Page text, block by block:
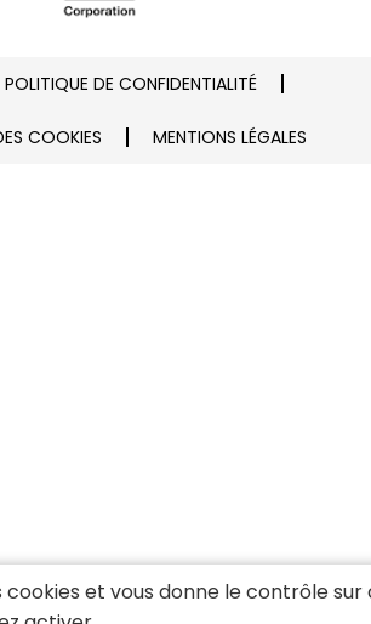
POLITIQUE DE CONFIDENTIALITÉ
COOKIES MENTIONS LÉGALES
cookies et vous donne le contrôle sur